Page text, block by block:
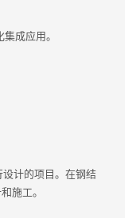
成应用。
计的项目。在钢结
施工。